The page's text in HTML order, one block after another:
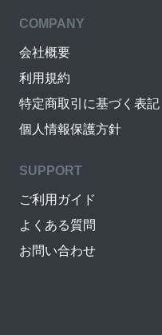
COMPANY
会社概要
利用規約
特定商取引に基づく表記
個人情報保護方針
SUPPORT
ご利用ガイド
よくある質問
お問い合わせ